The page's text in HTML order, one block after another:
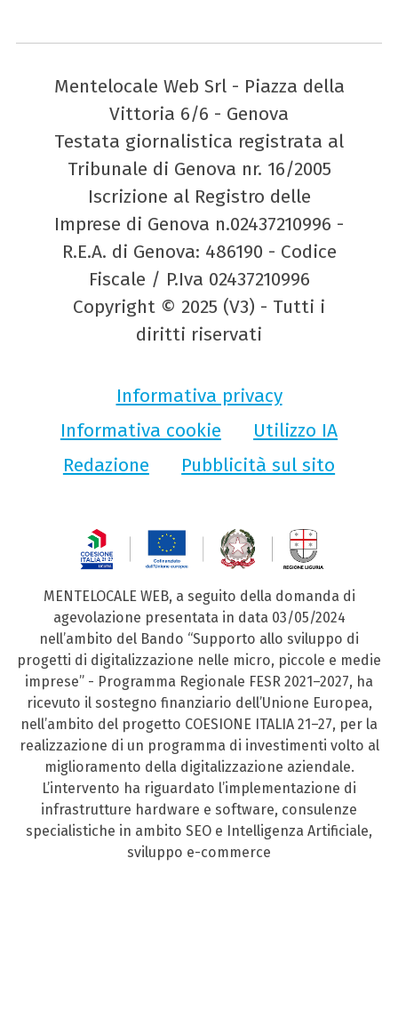
Mentelocale Web Srl - Piazza della
Vittoria 6/6 - Genova
Testata giornalistica registrata al
Tribunale di Genova nr. 16/2005
Iscrizione al Registro delle
Imprese di Genova n.02437210996 -
R.E.A. di Genova: 486190 - Codice
Fiscale / P.Iva 02437210996
Copyright © 2025 (V3) - Tutti i
diritti riservati
Informativa privacy
Informativa cookie
Utilizzo IA
Redazione
Pubblicità sul sito
MENTELOCALE WEB, a seguito della domanda di
agevolazione presentata in data 03/05/2024
nell’ambito del Bando “Supporto allo sviluppo di
progetti di digitalizzazione nelle micro, piccole e medie
imprese” - Programma Regionale FESR 2021–2027, ha
ricevuto il sostegno finanziario dell’Unione Europea,
nell’ambito del progetto COESIONE ITALIA 21–27, per la
realizzazione di un programma di investimenti volto al
miglioramento della digitalizzazione aziendale.
L’intervento ha riguardato l’implementazione di
infrastrutture hardware e software, consulenze
specialistiche in ambito SEO e Intelligenza Artificiale,
sviluppo e-commerce